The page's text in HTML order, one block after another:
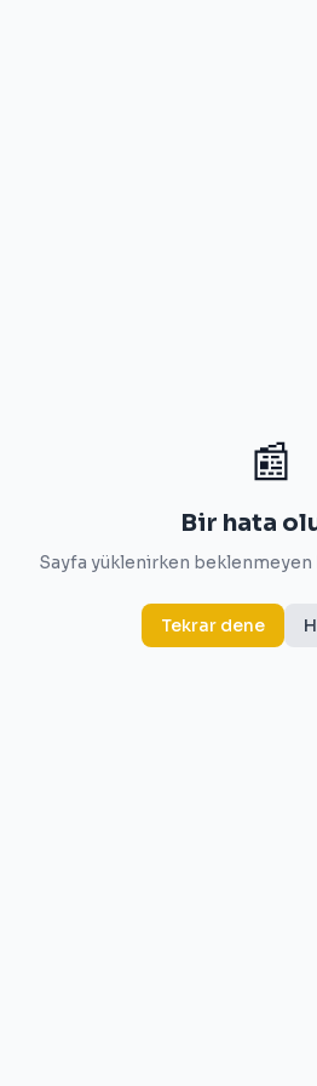
📰
Bir hata
Sayfa yüklenirken
Tekrar dene